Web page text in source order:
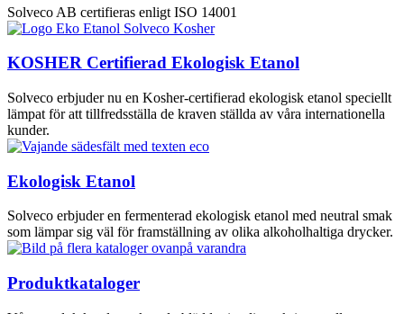
Solveco AB certifieras enligt ISO 14001
KOSHER Certifierad Ekologisk Etanol
Solveco erbjuder nu en Kosher-certifierad ekologisk etanol speciellt
lämpat för att tillfredsställa de kraven ställda av våra internationella
kunder.
Ekologisk Etanol
Solveco erbjuder en fermenterad ekologisk etanol med neutral smak
som lämpar sig väl för framställning av olika alkoholhaltiga drycker.
Produktkataloger